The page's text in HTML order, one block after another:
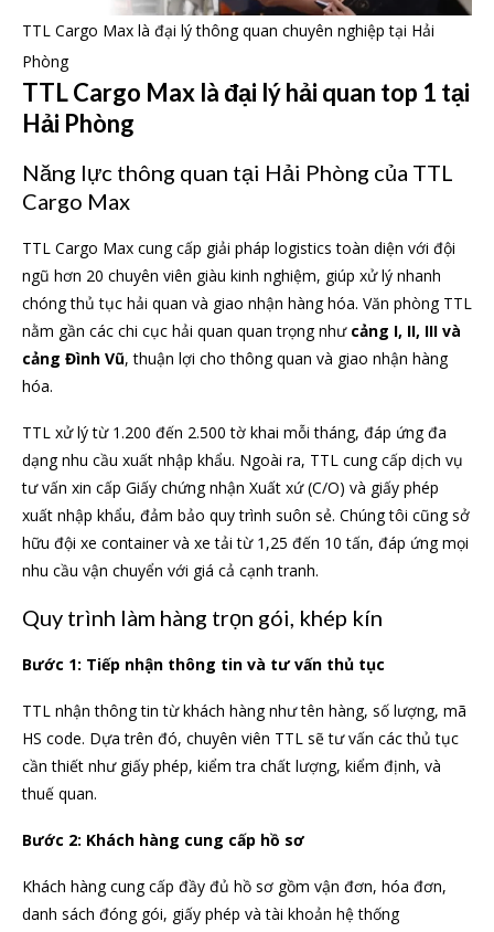
TTL Cargo Max là đại lý thông quan chuyên nghiệp tại Hải
Phòng
TTL Cargo Max là đại lý hải quan top 1 tại
Hải Phòng
Năng lực thông quan tại Hải Phòng của TTL
Cargo Max
TTL Cargo Max cung cấp giải pháp logistics toàn diện với đội
ngũ hơn 20 chuyên viên giàu kinh nghiệm, giúp xử lý nhanh
chóng thủ tục hải quan và giao nhận hàng hóa. Văn phòng TTL
nằm gần các chi cục hải quan quan trọng như cảng I, II, III và
cảng Đình Vũ, thuận lợi cho thông quan và giao nhận hàng
hóa.
TTL xử lý từ 1.200 đến 2.500 tờ khai mỗi tháng, đáp ứng đa
dạng nhu cầu xuất nhập khẩu. Ngoài ra, TTL cung cấp dịch vụ
tư vấn xin cấp Giấy chứng nhận Xuất xứ (C/O) và giấy phép
xuất nhập khẩu, đảm bảo quy trình suôn sẻ. Chúng tôi cũng sở
hữu đội xe container và xe tải từ 1,25 đến 10 tấn, đáp ứng mọi
nhu cầu vận chuyển với giá cả cạnh tranh.
Quy trình làm hàng trọn gói, khép kín
Bước 1: Tiếp nhận thông tin và tư vấn thủ tục
TTL nhận thông tin từ khách hàng như tên hàng, số lượng, mã
HS code. Dựa trên đó, chuyên viên TTL sẽ tư vấn các thủ tục
cần thiết như giấy phép, kiểm tra chất lượng, kiểm định, và
thuế quan.
Bước 2: Khách hàng cung cấp hồ sơ
Khách hàng cung cấp đầy đủ hồ sơ gồm vận đơn, hóa đơn,
danh sách đóng gói, giấy phép và tài khoản hệ thống